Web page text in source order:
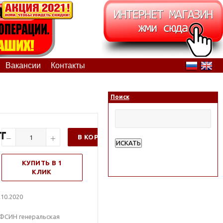
Вакансии Контакты
В КОРЗИНУ
КУПИТЬ В 1
КЛИК
генеральская
Поиск
ИСКАТЬ